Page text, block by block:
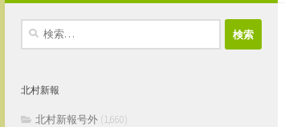
検
北村新報
北村新報号外 (1,660)